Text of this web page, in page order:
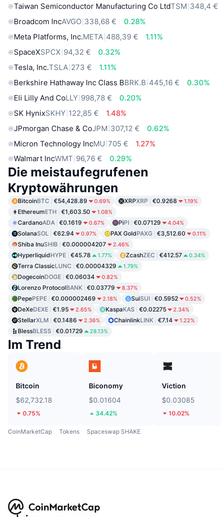
Taiwan Semiconductor Manufacturing Co LtdTSM 348,4 €
Broadcom IncAVGO 338,68 €
0.28%
Meta Platforms, Inc.META 488,39 €
1.11%
SpaceXSPCX 94,32 €
0.32%
Tesla, Inc.TSLA 273 €
1.11%
Berkshire Hathaway Inc Class BBRK.B 445,16 €
0.30%
Eli Lilly And CoLLY 998,78 €
0.20%
SK HynixSKHY 122,85 €
1.48%
JPmorgan Chase & CoJPM 307,12 €
0.62%
Micron Technology IncMU 705 €
1.27%
Walmart IncWMT 96,76 € 0.29%
Die meistaufegrufenen
Kryptowährungen
BitcoinBTC €54,428.89 0.69% XRPXRP €0.9268 1.19%
EthereumETH €1,603.50 1.08%
CardanoADA €0.1619 0.67% PiPI €0.07129 4.04%
SolanaSOL €62.94 0.97% PAX GoldPAXG €3,512.60 0.11%
Shiba InuSHIB €0.000004207 2.46%
HyperliquidHYPE €45.78 1.77% ZcashZEC €412.57 0.34%
Terra ClassicLUNC €0.00004329 1.79%
DogecoinDOGE €0.06034 0.82%
Lorenzo ProtocolBANK €0.03779 8.37%
PepePEPE €0.000002469 2.18% SuiSUI €0.5952 0.52%
DeXeDEXE €1.95 2.65% KaspaKAS €0.02275 2.34%
StellarXLM €0.1486 2.36% ChainlinkLINK €7.14 1.22%
BlessBLESS €0.01729 28.13%
Im Trend
Bitcoin
$62,732.18
0.75%
Biconomy
$0.01604
34.42%
Viction
$0.03085
10.02%
CoinMarketCap Tokens Spaceswap SHAKE